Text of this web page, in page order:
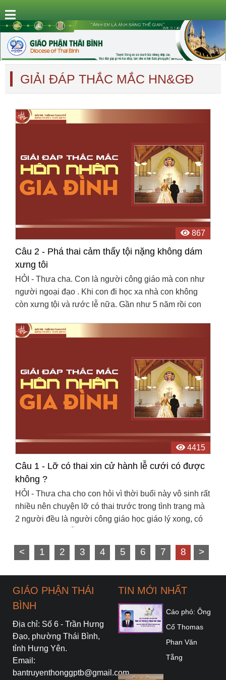
GIẢI ĐÁP THẮC MẮC HN&GĐ
867
Câu 2 - Phá thai cảm thấy tội nặng không dám
xưng tôi
HỎI - Thưa cha. Con là người công giáo mà con như
người ngoại đạo . Khi con đi học xa nhà con không
còn xưng tội và rước lễ nữa. Gần như 5 năm rồi con
...
4415
Câu 1 - Lỡ có thai xin cử hành lễ cưới có được
không ?
HỎI - Thưa cha cho con hỏi vì thời buổi này vô sinh rất
nhiều nên chuyện lỡ có thai trước trong tình trạng mà
2 người đều là người công giáo học giáo lý xong, có
< 1 2 3 4 5 6 7 8 >
GIÁO PHẬN THÁI
BÌNH
Địa chỉ: Số 6 - Trần Hưng
Đạo, phường Thái Bình,
tỉnh Hưng Yên.
Email:
bantruyenthonggptb@gmail.com
TIN MỚI NHẤT
Cáo phó: Ông
Cố Thomas
Phan Văn
Tẵng